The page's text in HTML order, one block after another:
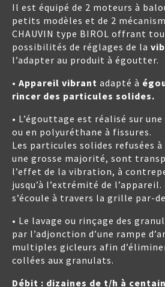
Il est équipé de 2 moteurs à
petits modèles et de 2
CHAUVIN type BIROL offrant
possibilités de réglages de la
l’adapter au produit à égoutter.
• Appareil vibrant adapté à
rincer des particules solides.
• L’égouttage est réalisé sur
ou en polyuréthane à fissures.
Les particules solides refusées
une grosse majorité, sont
l’effet de la vibration, à
jusqu’à l’extrémité de l’appareil.
s’écoule à travers la grille par-
• Le lavage ou rinçage des
par l’adjonction d’une rampe
multiples gicleurs afin
collées aux granulats.
Débit : dizaines de t/h à